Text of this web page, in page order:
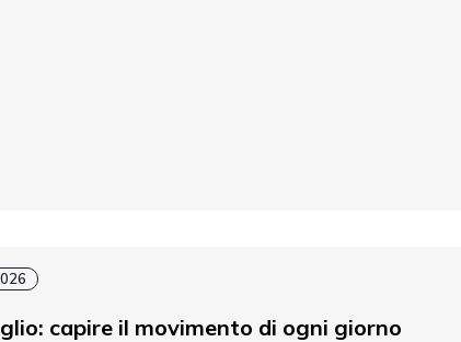
capire il movimento di ogni giorno